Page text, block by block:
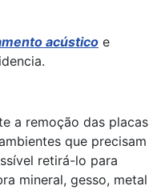
acústico e
a remoção das placas
que precisam
retirá-lo para
mineral, gesso, metal